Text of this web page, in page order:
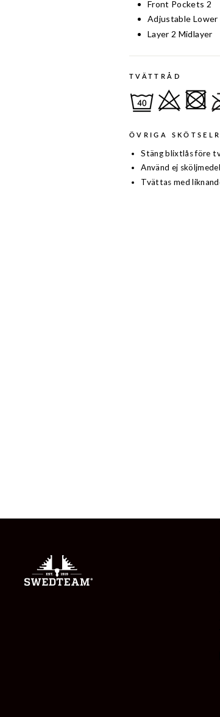
Front Pockets 2
Adjustable Lower
Layer 2 Midlayer
TVÄTTRÅD
ÖVRIGA
Stäng blixtlås före
Använd ej sköljmedel
Tvättas med